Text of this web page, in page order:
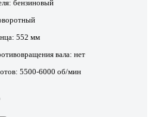
бензиновый
552 мм
вала: нет
5500-6000 об/мин